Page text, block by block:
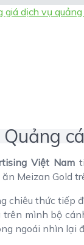
Việt Nam
Meizan Gold
chiêu thức tiếp
trên mình bộ
ngoái nhìn lại